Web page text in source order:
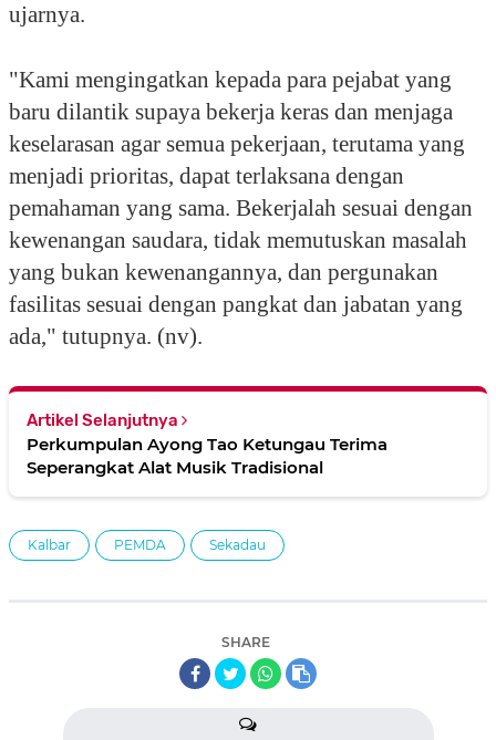
ujarnya.
"Kami mengingatkan kepada para pejabat yang
baru dilantik supaya bekerja keras dan menjaga
keselarasan agar semua pekerjaan, terutama yang
menjadi prioritas, dapat terlaksana dengan
pemahaman yang sama. Bekerjalah sesuai dengan
kewenangan saudara, tidak memutuskan masalah
yang bukan kewenangannya, dan pergunakan
fasilitas sesuai dengan pangkat dan jabatan yang
ada," tutupnya. (nv).
Artikel Selanjutnya
Perkumpulan Ayong Tao Ketungau Terima
Seperangkat Alat Musik Tradisional
Kalbar PEMDA Sekadau
SHARE